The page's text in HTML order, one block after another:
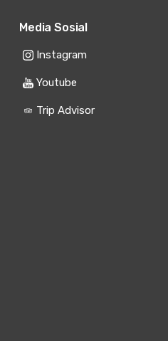
Media Sosial
Instagram
Youtube
Trip Advisor